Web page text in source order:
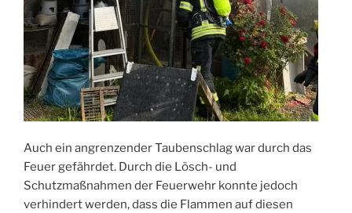
Auch ein angrenzender Taubenschlag war durch das
Feuer gefährdet. Durch die Lösch- und
Schutzmaßnahmen der Feuerwehr konnte jedoch
verhindert werden, dass die Flammen auf diesen